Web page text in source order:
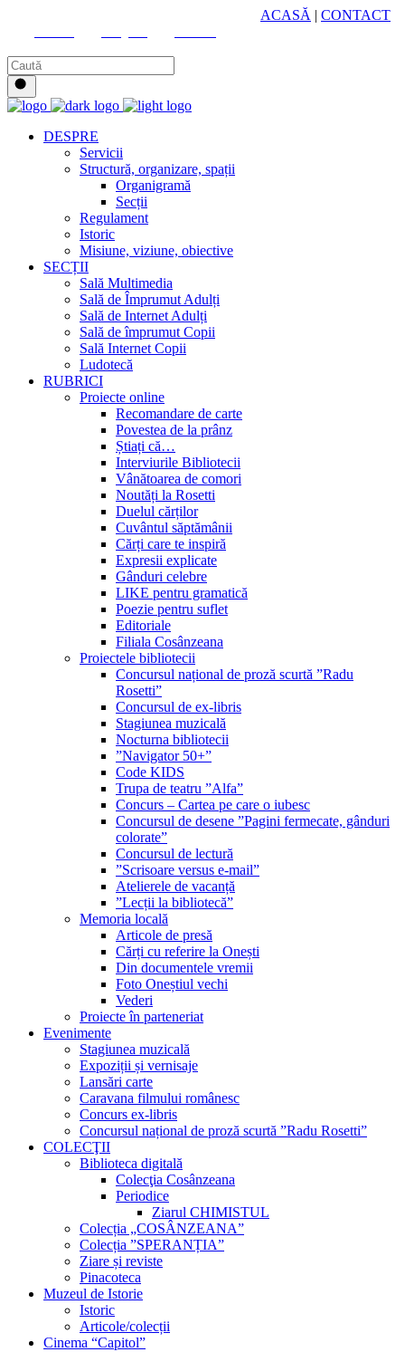
ACASĂ | CONTACT
DESPRE
Servicii
Structură, organizare, spații
Organigramă
Secții
Regulament
Istoric
Misiune, viziune, obiective
SECȚII
Sală Multimedia
Sală de Împrumut Adulți
Sală de Internet Adulți
Sală de împrumut Copii
Sală Internet Copii
Ludotecă
RUBRICI
Proiecte online
Recomandare de carte
Povestea de la prânz
Știați că…
Interviurile Bibliotecii
Vânătoarea de comori
Noutăți la Rosetti
Duelul cărților
Cuvântul săptămânii
Cărți care te inspiră
Expresii explicate
Gânduri celebre
LIKE pentru gramatică
Poezie pentru suflet
Editoriale
Filiala Cosânzeana
Proiectele bibliotecii
Concursul național de proză scurtă ”Radu
Rosetti”
Concursul de ex-libris
Stagiunea muzicală
Nocturna bibliotecii
”Navigator 50+”
Code KIDS
Trupa de teatru ”Alfa”
Concurs – Cartea pe care o iubesc
Concursul de desene ”Pagini fermecate, gânduri
colorate”
Concursul de lectură
”Scrisoare versus e-mail”
Atelierele de vacanță
”Lecții la bibliotecă”
Memoria locală
Articole de presă
Cărți cu referire la Onești
Din documentele vremii
Foto Oneștiul vechi
Vederi
Proiecte în parteneriat
Evenimente
Stagiunea muzicală
Expoziții și vernisaje
Lansări carte
Caravana filmului românesc
Concurs ex-libris
Concursul național de proză scurtă ”Radu Rosetti”
COLECŢII
Biblioteca digitală
Colecţia Cosânzeana
Periodice
Ziarul CHIMISTUL
Colecția „COSÂNZEANA”
Colecția ”SPERANȚIA”
Ziare și reviste
Pinacoteca
Muzeul de Istorie
Istoric
Articole/colecții
Cinema “Capitol”